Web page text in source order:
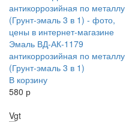
Эмаль ВД-АК-1179
антикоррозийная по металлу
(Грунт-эмаль 3 в 1)
В корзину
580 р
Vgt